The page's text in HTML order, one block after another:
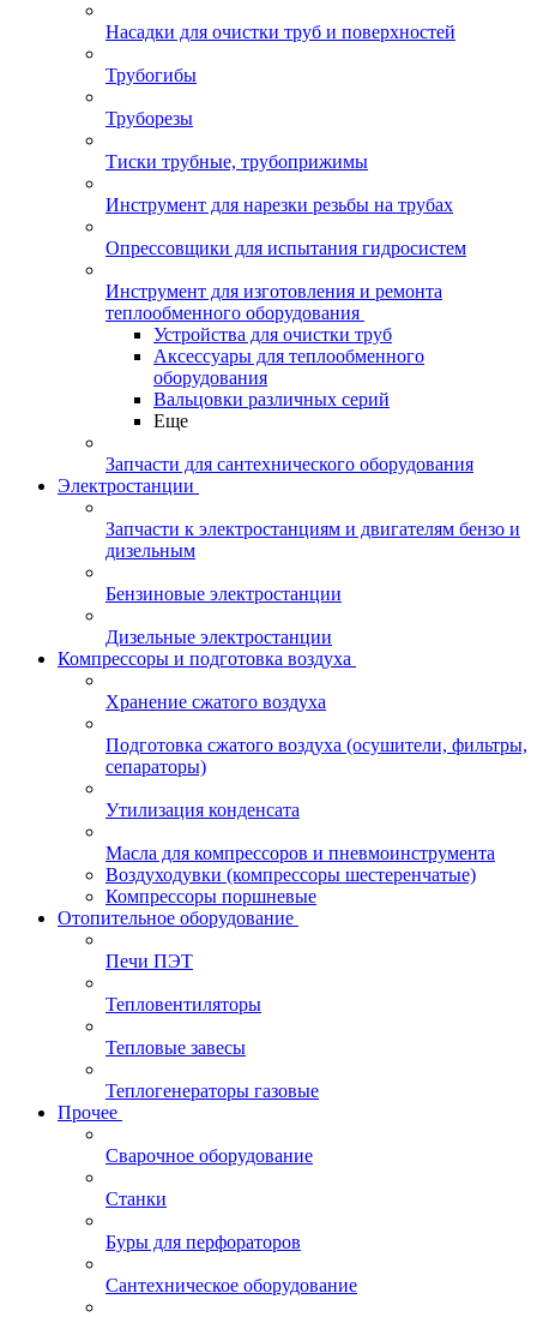
Насадки для очистки труб и поверхностей
Трубогибы
Труборезы
Тиски трубные, трубоприжимы
Инструмент для нарезки резьбы на трубах
Опрессовщики для испытания гидросистем
Инструмент для изготовления и ремонта
теплообменного оборудования
Устройства для очистки труб
Аксессуары для теплообменного
оборудования
Вальцовки различных серий
Еще
Запчасти для сантехнического оборудования
Электростанции
Запчасти к электростанциям и двигателям бензо и
дизельным
Бензиновые электростанции
Дизельные электростанции
Компрессоры и подготовка воздуха
Хранение сжатого воздуха
Подготовка сжатого воздуха (осушители, фильтры,
сепараторы)
Утилизация конденсата
Масла для компрессоров и пневмоинструмента
Воздуходувки (компрессоры шестеренчатые)
Компрессоры поршневые
Отопительное оборудование
Печи ПЭТ
Тепловентиляторы
Тепловые завесы
Теплогенераторы газовые
Прочее
Сварочное оборудование
Станки
Буры для перфораторов
Сантехническое оборудование